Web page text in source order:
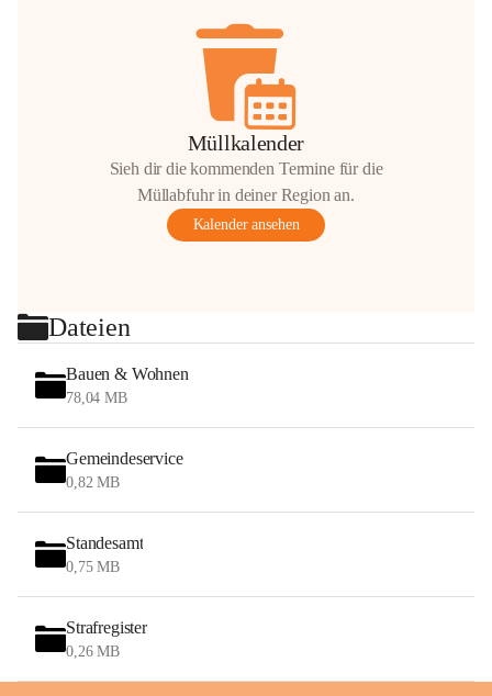
Müllkalender
Sieh dir die kommenden Termine für die
Müllabfuhr in deiner Region an.
Kalender ansehen
Dateien
Bauen & Wohnen
78,04 MB
Gemeindeservice
0,82 MB
Standesamt
0,75 MB
Strafregister
0,26 MB